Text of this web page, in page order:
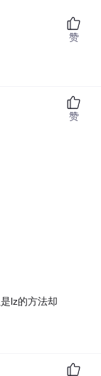
赞
lz的方法却
赞